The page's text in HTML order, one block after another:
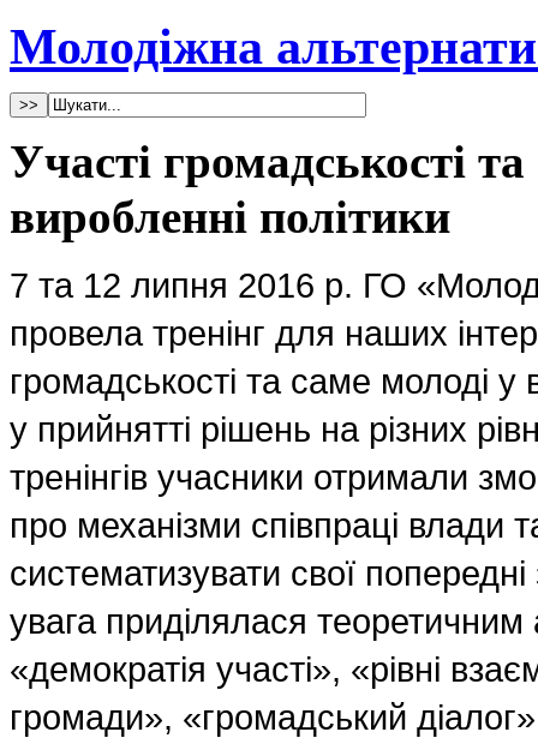
Молодіжна
Участі громадськості
виробленні політики
7 та 12 липня 2016 р. ГО
провела тренінг для наших
громадськості та саме молоді у
у прийнятті рішень на різних
тренінгів учасники отримали
про механізми співпраці влади
систематизувати свої
увага приділялася
«демократія участі», «рівні
громади», «громадський